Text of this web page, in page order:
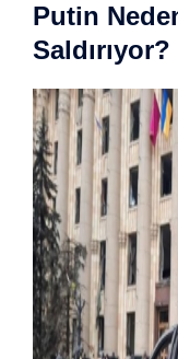
Putin
Saldırıyor?